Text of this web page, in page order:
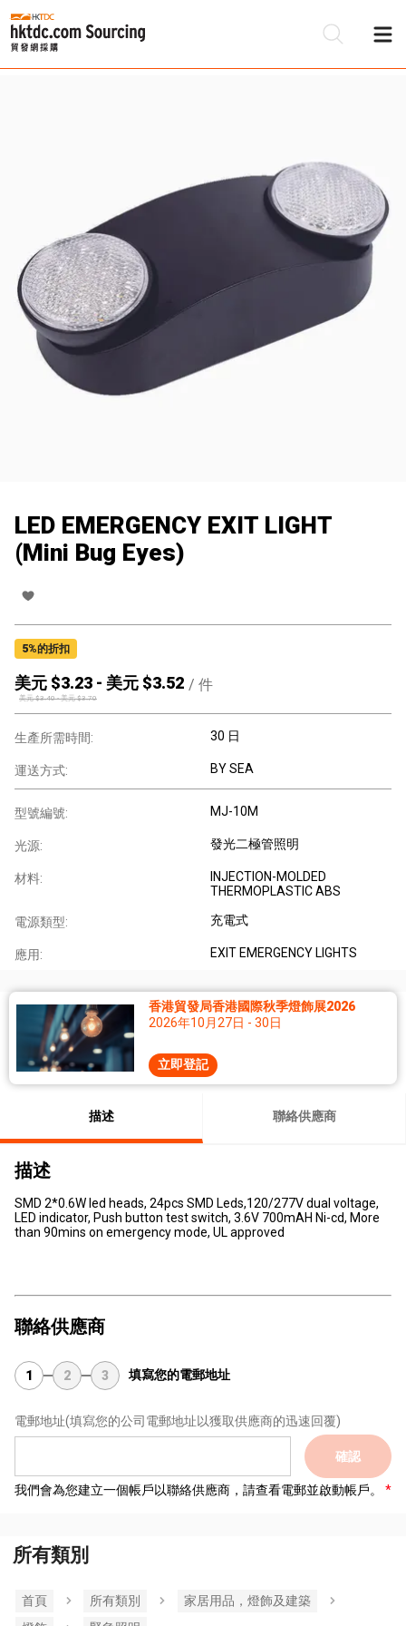
LED EMERGENCY EXIT LIGHT
(Mini Bug Eyes)
5%的折扣
美元 $3.23 - 美元 $3.52 / 件
美元 $3.40-美元 $3.70
生產所需時間: 30 日
運送方式: BY SEA
型號編號: MJ-10M
光源: 發光二極管照明
材料:
INJECTION-MOLDED
THERMOPLASTIC ABS
電源類型: 充電式
應用: EXIT EMERGENCY LIGHTS
香港貿發局香港國際秋季燈飾展2026
2026年10月27日 - 30日
立即登記
描述 聯絡供應商
描述
SMD 2*0.6W led heads, 24pcs SMD Leds,120/277V dual voltage,
LED indicator, Push button test switch, 3.6V 700mAH Ni-cd, More
than 90mins on emergency mode, UL approved
聯絡供應商
1 2 3 填寫您的電郵地址
電郵地址(填寫您的公司電郵地址以獲取供應商的迅速回覆)
確認
我們會為您建立一個帳戶以聯絡供應商，請查看電郵並啟動帳戶。
所有類別
首頁 所有類別
家居用品，燈飾及建築